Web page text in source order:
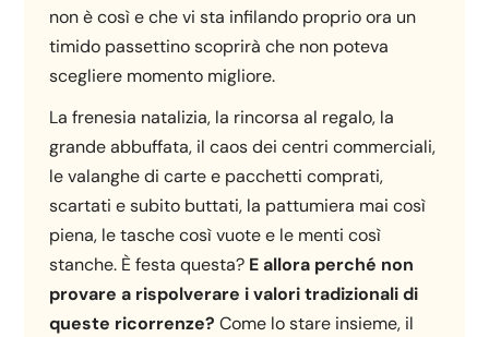
non è così e che vi sta infilando proprio ora un
timido passettino scoprirà che non poteva
scegliere momento migliore.
La frenesia natalizia, la rincorsa al regalo, la
grande abbuffata, il caos dei centri commerciali,
le valanghe di carte e pacchetti comprati,
scartati e subito buttati, la pattumiera mai così
piena, le tasche così vuote e le menti così
stanche. È festa questa? E allora perché non
provare a rispolverare i valori tradizionali di
queste ricorrenze? Come lo stare insieme, il